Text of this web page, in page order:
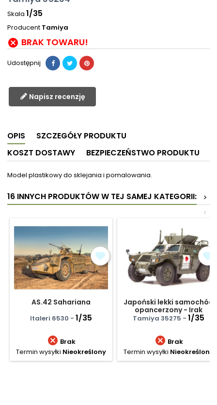
Skala 1/35
Producent Tamiya
 BRAK TOWARU!
Udostępnij
Napisz recenzję
OPIS
SZCZEGÓŁY PRODUKTU
KOSZT DOSTAWY
BEZPIECZEŃSTWO PRODUKTU
Model plastikowy do sklejania i pomalowania.
16 INNYCH PRODUKTÓW W TEJ SAMEJ KATEGORII:
>
<
AS.42 Sahariana
Italeri 6530 - 1/35
 Brak
Termin wysyłki Nieokreślony
Japoński lekki samochód
opancerzony - Irak
Tamiya 35275 - 1/35
 Brak
Termin wysyłki Nieokreślony